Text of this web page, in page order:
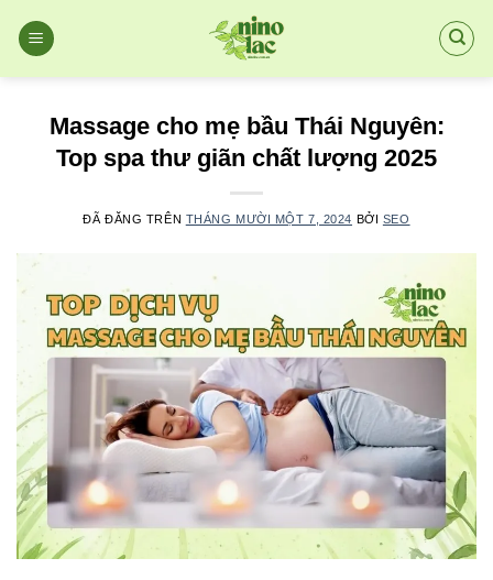
đến
Massage cho mẹ bầu Thái Nguyên:
Top spa thư giãn chất lượng 2025
ĐÃ ĐĂNG TRÊN THÁNG MƯỜI MỘT 7, 2024 BỞI SEO